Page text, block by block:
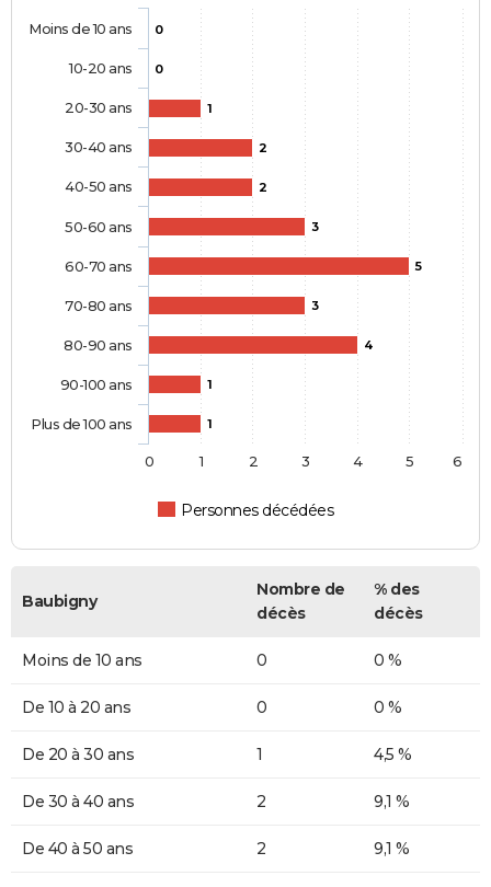
0
0
1
2
2
3
5
3
4
1
1
Personnes décédées
Moins de 10 ans
10-20 ans
20-30 ans
30-40 ans
40-50 ans
50-60 ans
60-70 ans
70-80 ans
80-90 ans
90-100 ans
Plus de 100 ans
0 1 2 3 4 5 6
Baubigny
Nombre de
décès
% des
décès
Moins de 10 ans 0 0 %
De 10 à 20 ans 0 0 %
De 20 à 30 ans 1 4,5 %
De 30 à 40 ans 2 9,1 %
De 40 à 50 ans 2 9,1 %